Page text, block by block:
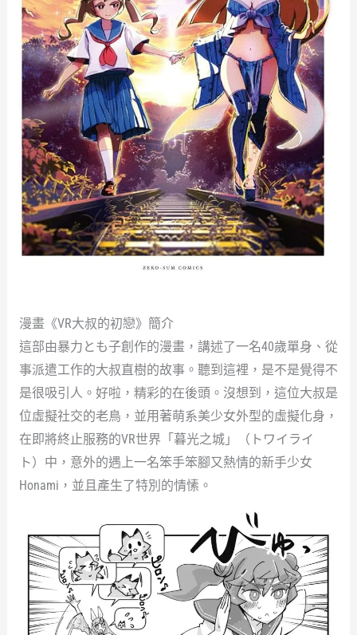
漫畫《VR大叔的初戀》簡介
這部由暴力とも子創作的漫畫，講述了一名40歲單身、從
事派遣工作的大叔直樹的故事。聽到這裡，是不是覺得不
是很吸引人。好啦，精彩的在後頭。沒想到，這位大叔是
位虛擬社交的老鳥，並用著萌系美少女外型的虛擬化身，
在即將終止服務的VR世界「暮光之城」（トワイライ
ト）中，意外的遇上一名笨手笨腳又熱情的新手少女
Honami，並且產生了特別的情愫。